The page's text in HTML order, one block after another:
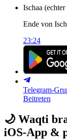
Ischaa (echter
Ende von
23:24
Telegram-
Beitreten
🌙 Waqti
iOS-App &